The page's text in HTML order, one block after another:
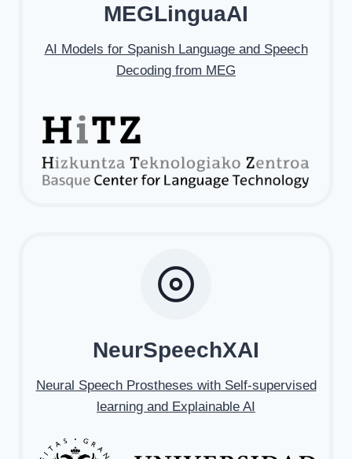
MEGLinguaAI
AI Models for Spanish Language and Speech
Decoding from MEG
NeurSpeechXAI
Neural Speech Prostheses with Self-supervised
learning and Explainable AI